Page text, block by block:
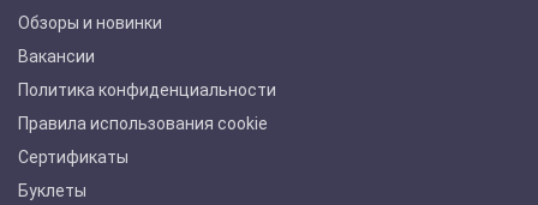
Обзоры и новинки
Вакансии
Политика конфиденциальности
Правила использования cookie
Сертификаты
Буклеты